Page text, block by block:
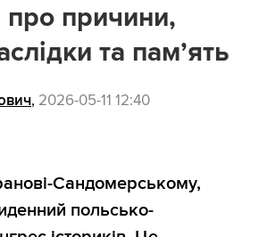
причини,
та пам’ять
, 2026-05-11 12:40
Сандомерському,
польсько-